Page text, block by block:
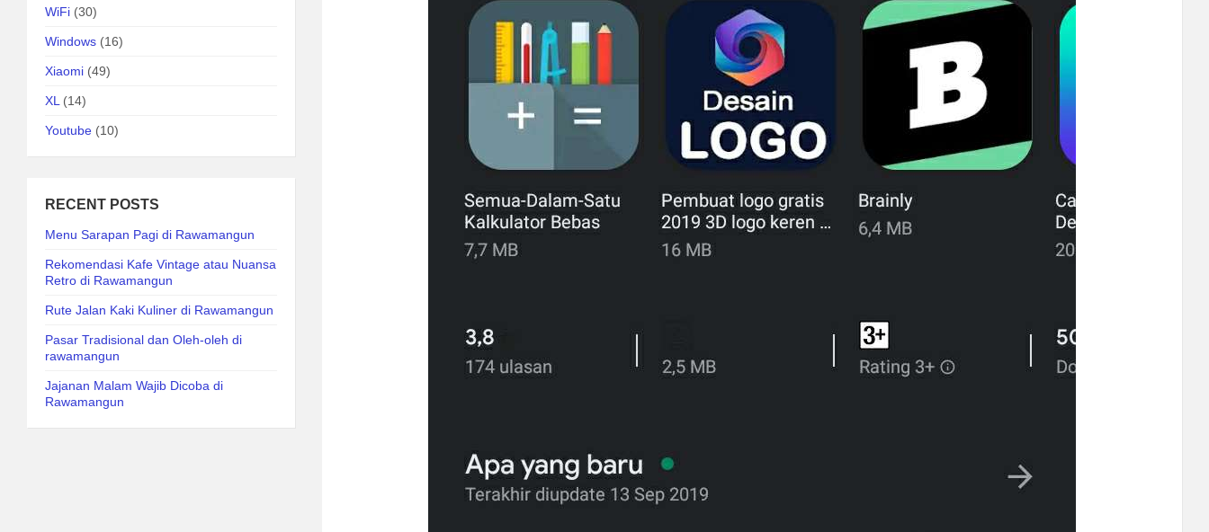
WiFi (30)
Windows (16)
Xiaomi (49)
XL (14)
Youtube (10)
RECENT POSTS
Menu Sarapan Pagi di Rawamangun
Rekomendasi Kafe Vintage atau Nuansa
Retro di Rawamangun
Rute Jalan Kaki Kuliner di Rawamangun
Pasar Tradisional dan Oleh-oleh di
rawamangun
Jajanan Malam Wajib Dicoba di
Rawamangun